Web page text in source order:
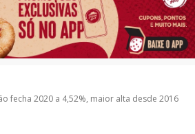
fecha 2020 a 4,52%, maior alta desde 2016